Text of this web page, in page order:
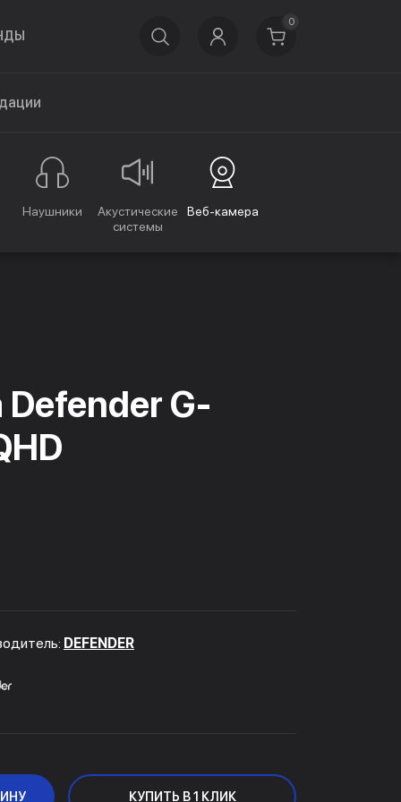
0
Наушники
Акустические
системы
Веб-камера
G-
DEFENDER
КУПИТЬ В 1 КЛИК